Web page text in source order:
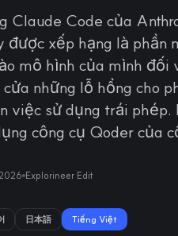
Claude Code của
được xếp hạng là phần
mô hình của mình đối
những lỗ hổng cho
việc sử dụng trái
công cụ Qoder của
Explorineer Edit
日本語 Tiếng Việt